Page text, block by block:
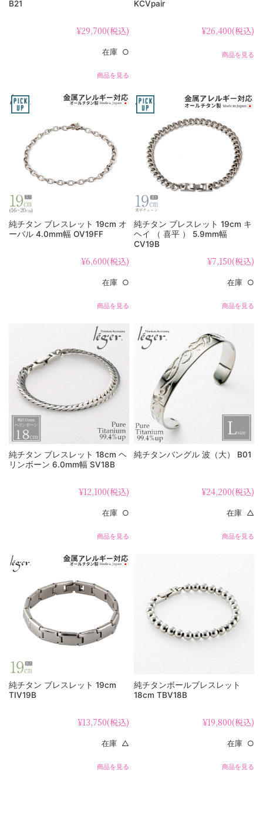
B21
¥29,700(税込)
在庫 ○
商品を見る
KCVpair
¥26,400(税込)
商品を見る
純チタン ブレスレット 19cm オ
ーバル 4.0mm幅 OV19FF
¥6,600(税込)
在庫 ○
商品を見る
純チタン ブレスレット 19cm キ
ヘイ （ 喜平 ） 5.9mm幅
CV19B
¥7,150(税込)
在庫 ○
商品を見る
純チタン ブレスレット 18cm ヘ
リンボーン 6.0mm幅 SV18B
¥12,100(税込)
在庫 ○
商品を見る
純チタンバングル 波（大） B01
¥24,200(税込)
在庫 △
商品を見る
純チタン ブレスレット 19cm
TIV19B
¥13,750(税込)
在庫 △
商品を見る
純チタンボールブレスレット
18cm TBV18B
¥19,800(税込)
在庫 ○
商品を見る